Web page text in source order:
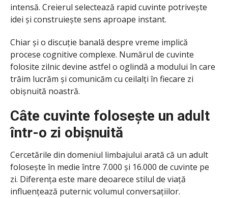
intensă. Creierul selectează rapid cuvinte potrivește
idei și construiește sens aproape instant.
Chiar și o discuție banală despre vreme implică
procese cognitive complexe. Numărul de cuvinte
folosite zilnic devine astfel o oglindă a modului în care
trăim lucrăm și comunicăm cu ceilalți în fiecare zi
obișnuită noastră.
Câte cuvinte folosește un adult
într-o zi obișnuită
Cercetările din domeniul limbajului arată că un adult
folosește în medie între 7.000 și 16.000 de cuvinte pe
zi. Diferența este mare deoarece stilul de viață
influențează puternic volumul conversațiilor.